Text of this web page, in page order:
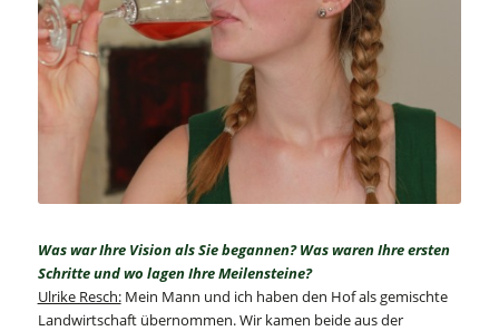
Was war Ihre Vision als Sie begannen? Was waren Ihre ersten
Schritte und wo lagen Ihre Meilensteine?
Ulrike Resch:Mein Mann und ich haben den Hof als gemischte
Landwirtschaft übernommen. Wir kamen beide aus der